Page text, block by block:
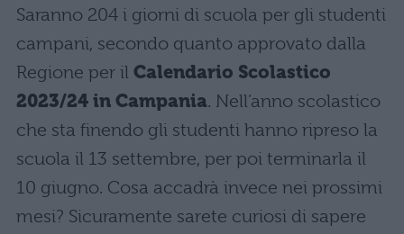
Saranno 204 i giorni di scuola per gli studenti
campani, secondo quanto approvato dalla
Regione per il Calendario Scolastico
2023/24 in Campania. Nell’anno scolastico
che sta finendo gli studenti hanno ripreso la
scuola il 13 settembre, per poi terminarla il
10 giugno. Cosa accadrà invece nei prossimi
mesi? Sicuramente sarete curiosi di sapere